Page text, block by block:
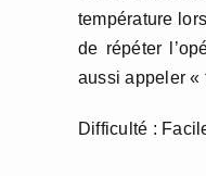
température
de répéter
aussi appeler «
Difficulté :